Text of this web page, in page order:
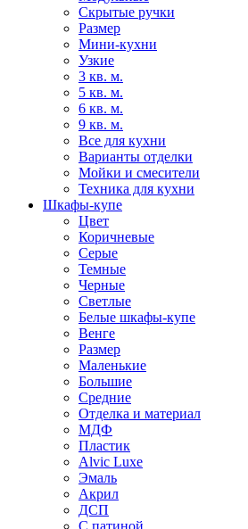
Скрытые ручки
Размер
Мини-кухни
Узкие
3 кв. м.
5 кв. м.
6 кв. м.
9 кв. м.
Все для кухни
Варианты отделки
Мойки и смесители
Техника для кухни
Шкафы-купе
Цвет
Коричневые
Серые
Темные
Черные
Светлые
Белые шкафы-купе
Венге
Размер
Маленькие
Большие
Средние
Отделка и материал
МДФ
Пластик
Alvic Luxe
Эмаль
Акрил
ДСП
С патиной